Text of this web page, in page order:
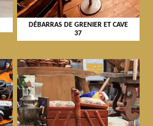
DÉBARRAS DE GRENIER ET CAVE
37